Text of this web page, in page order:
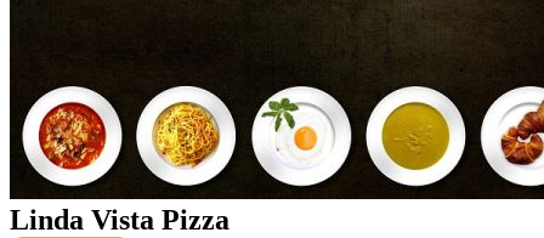
Linda Vista Pizza